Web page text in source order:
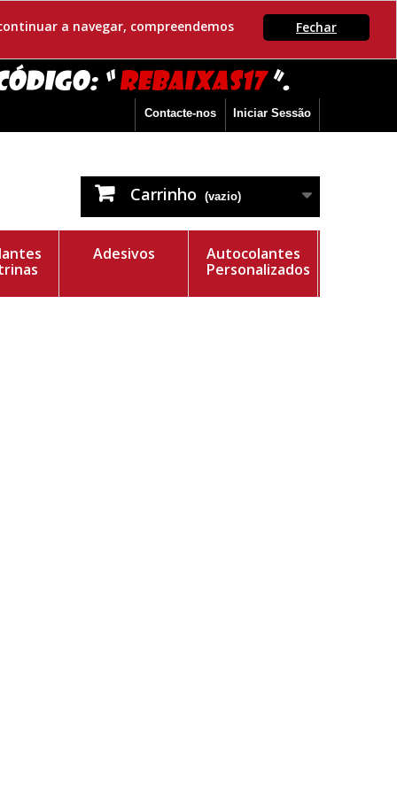
Fechar
a navegar, compreendemos
Iniciar Sessão
Contacte-nos
Carrinho (vazio)
Adesivos
Autocolantes
Personalizados
Fundo